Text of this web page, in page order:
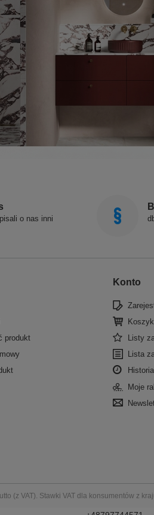
o nas inni
produkt
Konto
Koszyk
Listy
Lista
Moje
(z VAT). Stawki VAT dla konsumentów z